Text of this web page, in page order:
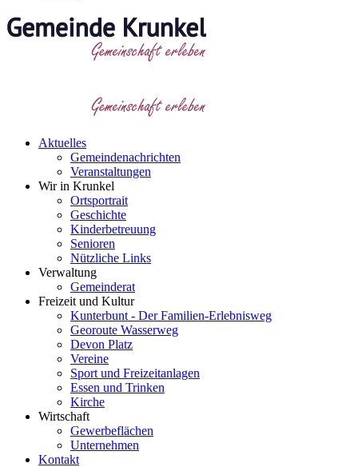
Aktuelles
Gemeindenachrichten
Veranstaltungen
Wir in Krunkel
Ortsportrait
Geschichte
Kinderbetreuung
Senioren
Nützliche Links
Verwaltung
Gemeinderat
Freizeit und Kultur
Kunterbunt - Der Familien-Erlebnisweg
Georoute Wasserweg
Devon Platz
Vereine
Sport und Freizeitanlagen
Essen und Trinken
Kirche
Wirtschaft
Gewerbeflächen
Unternehmen
Kontakt